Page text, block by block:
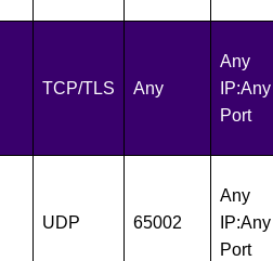
TCP/TLS Any
Any
IP:Any
Port
UDP 65002
Any
IP:Any
Port